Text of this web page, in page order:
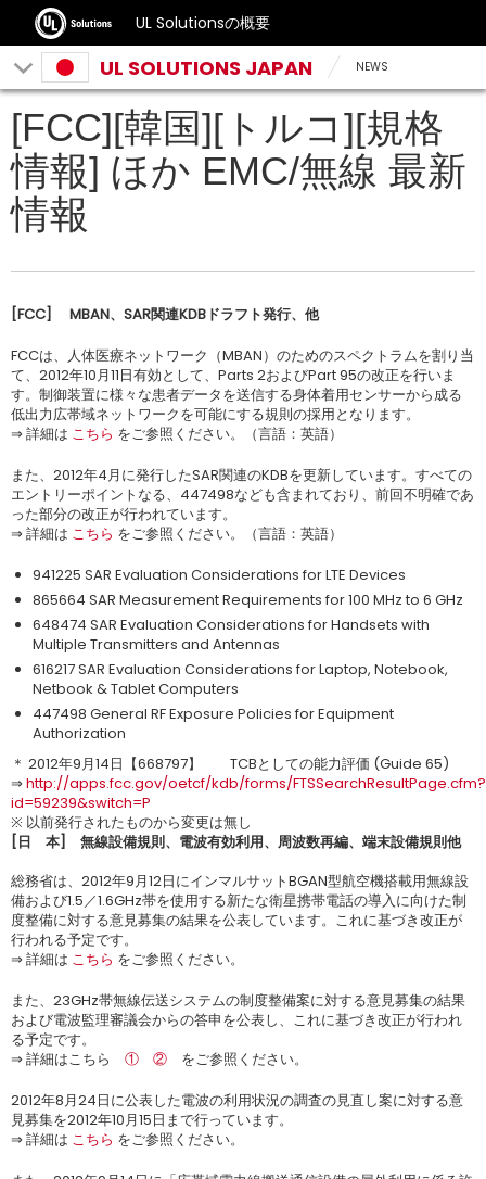
UL Solutionsの概要
UL SOLUTIONS JAPAN NEWS
[FCC][韓国][トルコ][規格
情報] ほか EMC/無線 最新
情報
[FCC] MBAN、SAR関連KDBドラフト発行、他
FCCは、人体医療ネットワーク（MBAN）のためのスペクトラムを割り当
て、2012年10月11日有効として、Parts 2およびPart 95の改正を行いま
す。制御装置に様々な患者データを送信する身体着用センサーから成る
低出力広帯域ネットワークを可能にする規則の採用となります。
⇒ 詳細は こちら をご参照ください。（言語：英語）
また、2012年4月に発行したSAR関連のKDBを更新しています。すべての
エントリーポイントなる、447498なども含まれており、前回不明確であ
った部分の改正が行われています。
⇒ 詳細は こちら をご参照ください。（言語：英語）
941225 SAR Evaluation Considerations for LTE Devices
865664 SAR Measurement Requirements for 100 MHz to 6 GHz
648474 SAR Evaluation Considerations for Handsets with
Multiple Transmitters and Antennas
616217 SAR Evaluation Considerations for Laptop, Notebook,
Netbook & Tablet Computers
447498 General RF Exposure Policies for Equipment
Authorization
＊ 2012年9月14日【668797】 TCBとしての能力評価 (Guide 65)
⇒http://apps.fcc.gov/oetcf/kdb/forms/FTSSearchResultPage.cfm?
id=59239&switch=P
※ 以前発行されたものから変更は無し
[日 本] 無線設備規則、電波有効利用、周波数再編、端末設備規則他
総務省は、2012年9月12日にインマルサットBGAN型航空機搭載用無線設
備および1.5／1.6GHz帯を使用する新たな衛星携帯電話の導入に向けた制
度整備に対する意見募集の結果を公表しています。これに基づき改正が
行われる予定です。
⇒ 詳細は こちら をご参照ください。
また、23GHz帯無線伝送システムの制度整備案に対する意見募集の結果
および電波監理審議会からの答申を公表し、これに基づき改正が行われ
る予定です。
⇒ 詳細はこちら ① ② をご参照ください。
2012年8月24日に公表した電波の利用状況の調査の見直し案に対する意
見募集を2012年10月15日まで行っています。
⇒ 詳細は こちら をご参照ください。